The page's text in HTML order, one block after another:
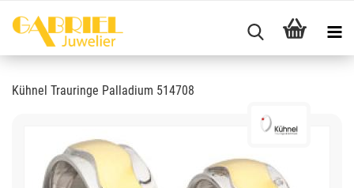
Kühnel Trauringe Palladium 514708